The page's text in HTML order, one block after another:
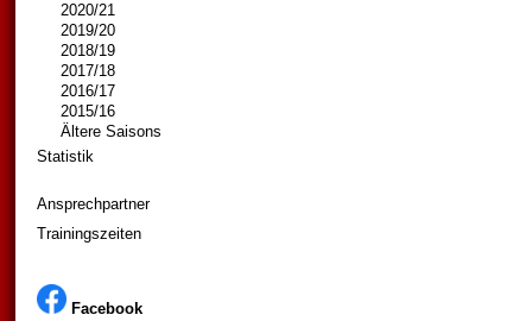
2020/21
2019/20
2018/19
2017/18
2016/17
2015/16
Ältere Saisons
Statistik
Ansprechpartner
Trainingszeiten
Facebook